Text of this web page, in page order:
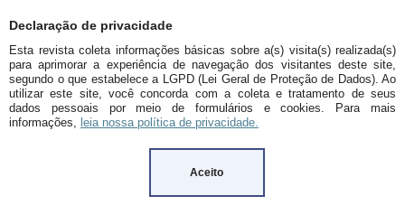
Declaração de privacidade
Esta revista coleta informações básicas sobre a(s) visita(s) realizada(s)
para aprimorar a experiência de navegação dos visitantes deste site,
segundo o que estabelece a LGPD (Lei Geral de Proteção de Dados). Ao
utilizar este site, você concorda com a coleta e tratamento de seus
dados pessoais por meio de formulários e cookies. Para mais
informações, leia nossa política de privacidade.
Aceito